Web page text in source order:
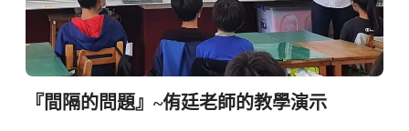
『間隔的問題』~侑廷老師的教學演示